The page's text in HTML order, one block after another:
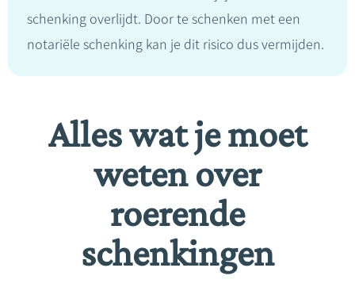
schenking overlijdt. Door te schenken met een
notariële schenking kan je dit risico dus vermijden.
Alles wat je moet
weten over
roerende
schenkingen